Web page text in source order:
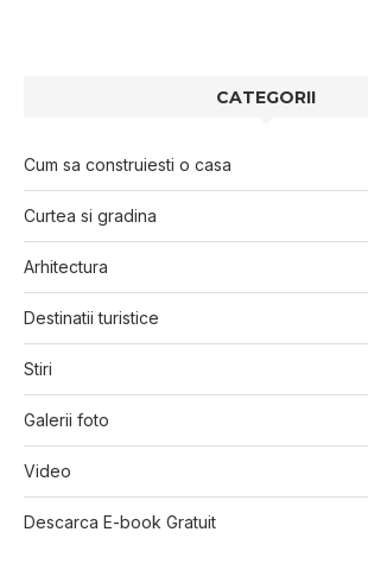
CATEGORII
Cum sa construiesti o casa
Curtea si gradina
Arhitectura
Destinatii turistice
Stiri
Galerii foto
Video
Descarca E-book Gratuit